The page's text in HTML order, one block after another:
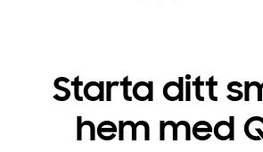
Starta ditt
hem med